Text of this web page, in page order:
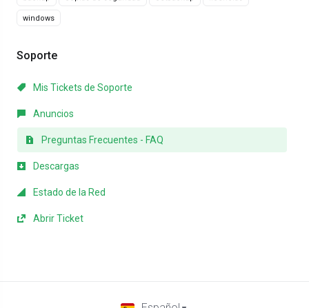
windows
Soporte
Mis Tickets de Soporte
Anuncios
Preguntas Frecuentes - FAQ
Descargas
Estado de la Red
Abrir Ticket